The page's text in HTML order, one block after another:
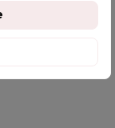
bluzy damskie